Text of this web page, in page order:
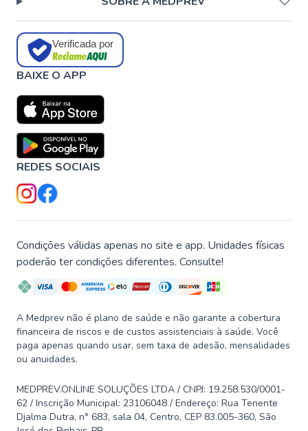
Verificada por
BAIXE O APP
REDES SOCIAIS
Condições válidas apenas no site e app. Unidades físicas
poderão ter condições diferentes. Consulte!
A Medprev não é plano de saúde e não garante a cobertura
financeira de riscos e de custos assistenciais à saúde. Você
paga apenas quando usar, sem taxa de adesão, mensalidades
ou anuidades.
MEDPREV.ONLINE SOLUÇÕES LTDA / CNPJ: 19.258.530/0001-
62 / Inscrição Municipal: 23106048 / Endereço: Rua Tenente
Djalma Dutra, n° 683, sala 04, Centro, CEP 83.005-360, São